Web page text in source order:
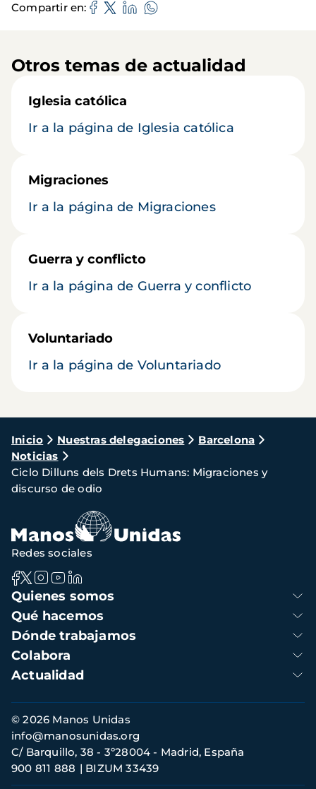
Compartir en
Otros temas de actualidad
Iglesia católica
Ir a la página de Iglesia católica
Migraciones
Ir a la página de Migraciones
Guerra y conflicto
Ir a la página de Guerra y conflicto
Voluntariado
Ir a la página de Voluntariado
Ruta
de
navegación
Inicio Nuestras delegaciones
Barcelona
Noticias
Ciclo Dilluns dels Drets Humans: Migraciones y
discurso de odio
Navegación
principal
Quienes somos
Qué hacemos
Dónde trabajamos
Colabora
Actualidad
Redes sociales
Información
de
contacto
© 2026 Manos Unidas
C/ Barquillo, 38 - 3º28004 - Madrid, España
900 811 888
BIZUM 33439
info@manosunidas.org